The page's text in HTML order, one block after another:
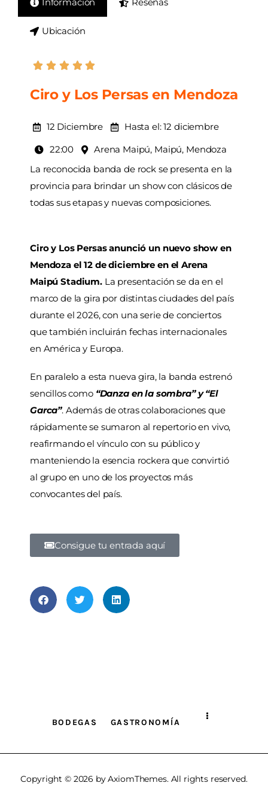
AGENDA
Información Reseñas
Ubicación
Ciro y Los Persas en Mendoza
12 Diciembre
Hasta el: 12 diciembre
22:00
Arena Maipú, Maipú, Mendoza
La reconocida banda de rock se presenta en la
provincia para brindar un show con clásicos de
todas sus etapas y nuevas composiciones.
Ciro y Los Persas anunció un nuevo show en
Mendoza el 12 de diciembre en el Arena
Maipú Stadium.La presentación se da en el
marco de la gira por distintas ciudades del país
durante el 2026, con una serie de conciertos
que también incluirán fechas internacionales
en América y Europa.
En paralelo a esta nueva gira, la banda estrenó
sencillos como “Danza en la sombra” y “El
Garca”. Además de otras colaboraciones que
rápidamente se sumaron al repertorio en vivo,
reafirmando el vínculo con su público y
manteniendo la esencia rockera que convirtió
al grupo en uno de los proyectos más
convocantes del país.
Consigue tu entrada aquí
BODEGAS GASTRONOMÍA
Copyright © 2026 by AxiomThemes. All rights reserved.